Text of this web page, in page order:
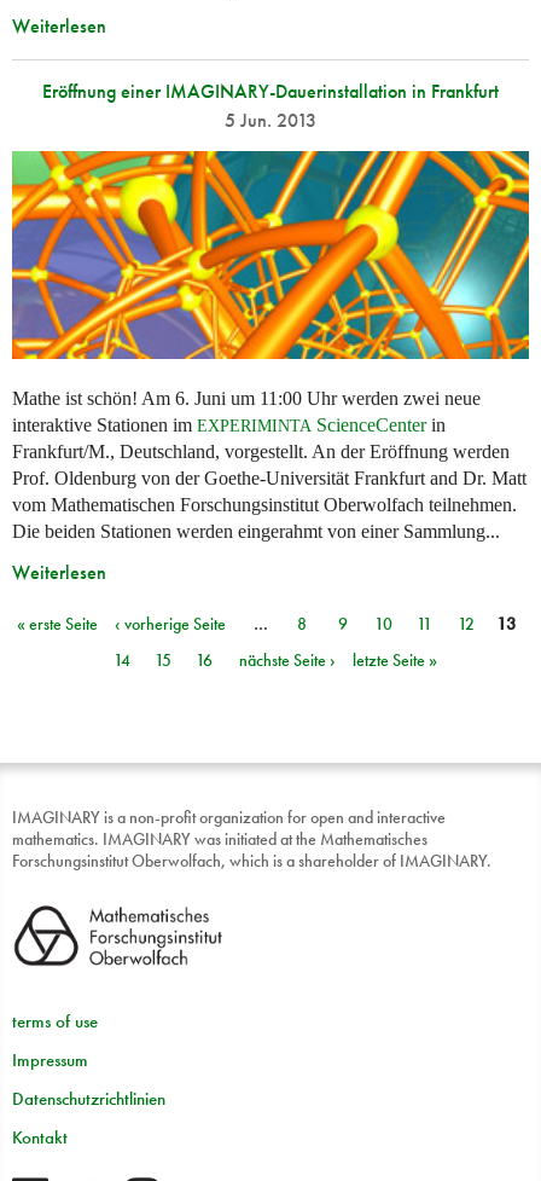
Weiterlesen
Eröffnung einer IMAGINARY-Dauerinstallation in Frankfurt
5 Jun. 2013
Mathe ist schön! Am 6. Juni um 11:00 Uhr werden zwei neue
interaktive Stationen im EXPERIMINTA ScienceCenterin
Frankfurt/M., Deutschland, vorgestellt. An der Eröffnung werden
Prof. Oldenburg von der Goethe-Universität Frankfurt and Dr. Matt
vom Mathematischen Forschungsinstitut Oberwolfach teilnehmen.
Die beiden Stationen werden eingerahmt von einer Sammlung...
Weiterlesen
Seiten
« erste Seite ‹ vorherige Seite … 8 9 10 11 12
13
14
15 16 nächste Seite › letzte Seite »
IMAGINARY is a non-profit organization for open and interactive
mathematics. IMAGINARY was initiated at the Mathematisches
Forschungsinstitut Oberwolfach, which is a shareholder of IMAGINARY.
terms of use
Impressum
Datenschutzrichtlinien
Kontakt